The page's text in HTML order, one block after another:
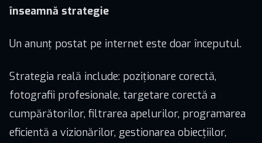
înseamnă strategie
Un anunț postat pe internet este doar începutul.
Strategia reală include: poziționare corectă,
fotografii profesionale, targetare corectă a
cumpărătorilor, filtrarea apelurilor, programarea
eficientă a vizionărilor, gestionarea obiecțiilor,